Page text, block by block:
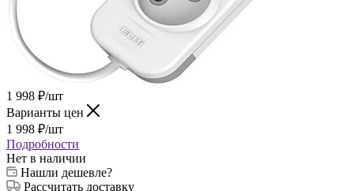
1 998 ₽/шт
Варианты цен
1 998 ₽/шт
Подробности
Нет в наличии
Нашли дешевле?
Рассчитать доставку